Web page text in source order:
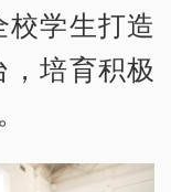
学生打造
培育积极